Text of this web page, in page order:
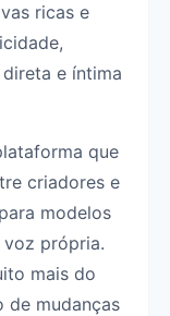
ricas e
e íntima
que
criadores e
modelos
voz própria.
mais do
de mudanças